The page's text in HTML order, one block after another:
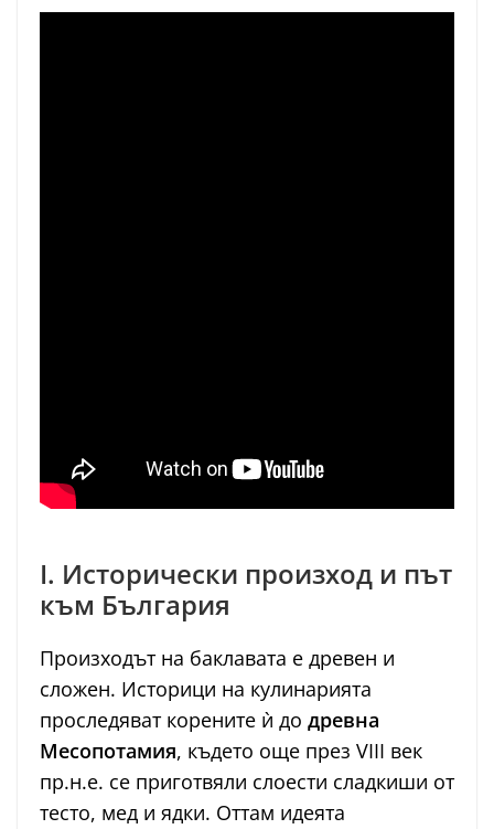
I. Исторически произход и път
към България
Произходът на баклавата е древен и
сложен. Историци на кулинарията
проследяват корените ѝ до древна
Месопотамия, където още през VIII век
пр.н.е. се приготвяли слоести сладкиши от
тесто, мед и ядки. Оттам идеята